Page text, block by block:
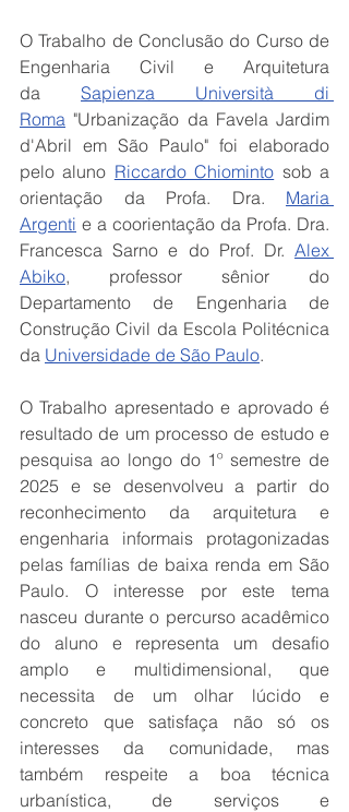
O Trabalho de Conclusão do Curso de
Engenharia Civil e Arquitetura
da Sapienza Università di
Roma "Urbanização da Favela Jardim
d'Abril em São Paulo" foi elaborado
pelo aluno Riccardo Chiominto sob a
orientação da Profa. Dra. Maria
Argenti e a coorientação da Profa. Dra.
Francesca Sarno e do Prof. Dr. Alex
Abiko, professor sênior do
Departamento de Engenharia de
Construção Civil da Escola Politécnica
da Universidade de São Paulo.
O Trabalho apresentado e aprovado é
resultado de um processo de estudo e
pesquisa ao longo do 1º semestre de
2025 e se desenvolveu a partir do
reconhecimento da arquitetura e
engenharia informais protagonizadas
pelas famílias de baixa renda em São
Paulo. O interesse por este tema
nasceu durante o percurso acadêmico
do aluno e representa um desafio
amplo e multidimensional, que
necessita de um olhar lúcido e
concreto que satisfaça não só os
interesses da comunidade, mas
também respeite a boa técnica
urbanística, de serviços e